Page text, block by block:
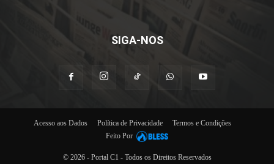
SIGA-NOS
Acesso aos Dados Política de Privacidade
Termos e Condições
Feito Por
© 2026 - Portal C1 - Todos os Direitos Reservados